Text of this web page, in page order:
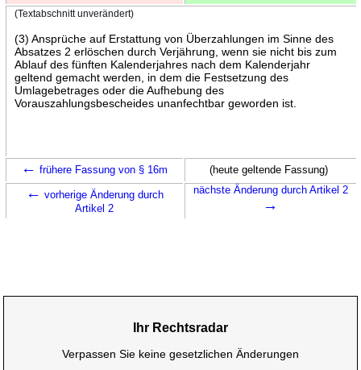
(Textabschnitt unverändert)
(3) Ansprüche auf Erstattung von Überzahlungen im Sinne des
Absatzes 2 erlöschen durch Verjährung, wenn sie nicht bis zum
Ablauf des fünften Kalenderjahres nach dem Kalenderjahr
geltend gemacht werden, in dem die Festsetzung des
Umlagebetrages oder die Aufhebung des
Vorauszahlungsbescheides unanfechtbar geworden ist.
← frühere Fassung von § 16m (heute geltende Fassung)
← vorherige Änderung durch
Artikel 2
nächste Änderung durch Artikel 2
→
Ihr Rechtsradar
Verpassen Sie keine gesetzlichen Änderungen